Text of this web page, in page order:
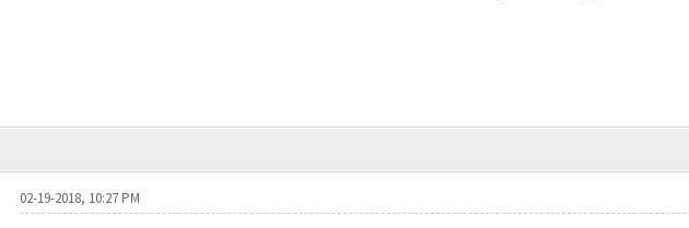
02-19-2018, 10:27 PM